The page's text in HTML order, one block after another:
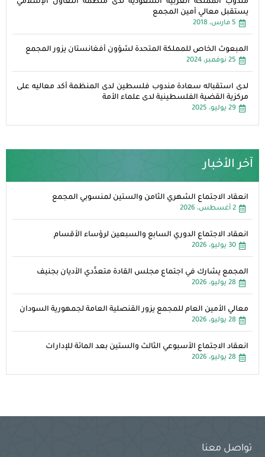
مندوب المملكة العربية السعودية لدى منظمة التعاون الإسلامي
يستقبل معالي أمين المجمع
5 مارس، 2018
المبعوث الخاص للمملكة المتحدة لشؤون أفغانستان يزور المجمع
25 نوفمبر، 2024
لدى استقباله سعادة مندوب فلسطين لدى المنظمة أكد معاليه على
مركزية القضية الفلسطينية لدى علماء الأمة
29 يوليو، 2025
آخر الأخبار
انعقاد الاجتماع الشهري الثامن والستين لمنسوبي المجمع
2 أغسطس، 2026
انعقاد الاجتماع الدوري السابع والسبعين لرؤساء الأقسام
30 يوليو، 2026
المجمع يشارك في اجتماع مجلس القادة متعدِّدي الأديان بجنيف
28 يوليو، 2026
معالي الأمين العام للمجمع يزور القنصلية العامة لجمهورية السودان
28 يوليو، 2026
انعقاد الاجتماع الأسبوعي الثالث والستين بعد المائة للإدارات
28 يوليو، 2026
تواصل معنا